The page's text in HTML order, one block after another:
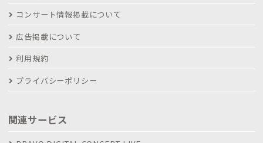
コンサート情報掲載について
広告掲載について
利用規約
プライバシーポリシー
関連サービス